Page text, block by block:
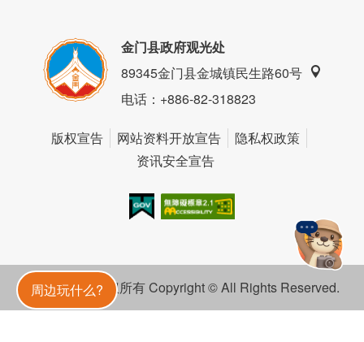
金門旅遊
金门县政府观光处
89345金门县金城镇民生路60号
电话：+886-82-318823
版权宣告 网站资料开放宣告
隐私权政策
资讯安全宣告
金门县政府 版权所有 Copyright © All Rights Reserved.
周边玩什么?